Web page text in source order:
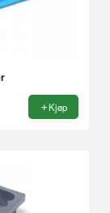
Kjøp